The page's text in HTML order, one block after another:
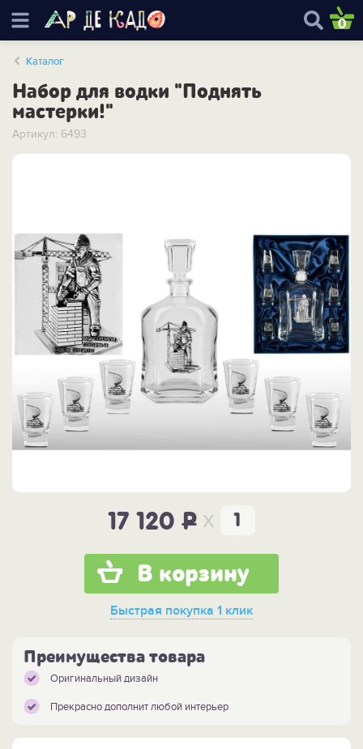
0
Каталог
Набор для водки "Поднять
мастерки!"
Артикул: 6493
17 120P x
В корзину
Быстрая покупка 1 клик
Преимущества товара
Оригинальный дизайн
Прекрасно дополнит любой интерьер